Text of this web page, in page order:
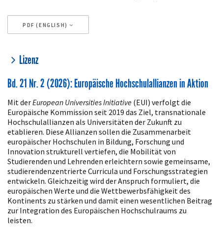
PDF (ENGLISH)
Artikeldetails
Lizenz
Bd. 21 Nr. 2 (2026): Europäische Hochschulallianzen in Aktion
Mit derEuropean Universities Initiative (EUI) verfolgt die
Europäische Kommission seit 2019 das Ziel, transnationale
Hochschulallianzen als Universitäten der Zukunft zu
etablieren. Diese Allianzen sollen die Zusammenarbeit
europäischer Hochschulen in Bildung, Forschung und
Innovation strukturell vertiefen, die Mobilität von
Studierenden und Lehrenden erleichtern sowie gemeinsame,
studierendenzentrierte Curricula und Forschungsstrategien
entwickeln. Gleichzeitig wird der Anspruch formuliert, die
europäischen Werte und die Wettbewerbsfähigkeit des
Kontinents zu stärken und damit einen wesentlichen Beitrag
zur Integration des Europäischen Hochschulraums zu
leisten.